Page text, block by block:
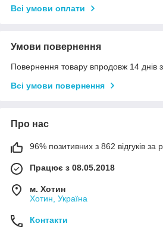
Всі умови оплати
Умови повернення
Повернення товару впродовж 14 днів
Всі умови повернення
Про нас
96% позитивних з 862 відгуків за
Працює з 08.05.2018
м. Хотин
Хотин, Україна
Контакти